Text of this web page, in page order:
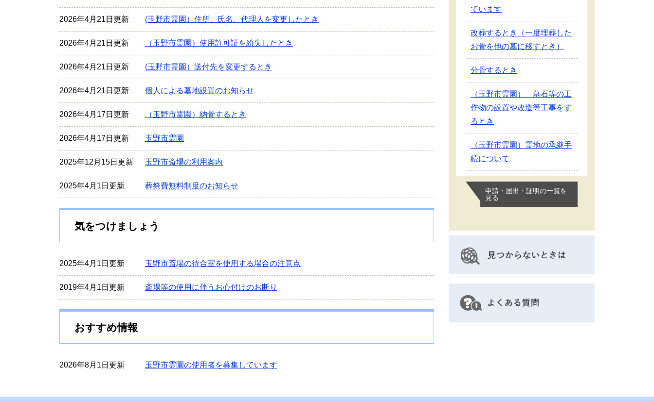
2026年4月21日更新 (玉野市霊園）住所、氏名、代理人を変更したとき
2026年4月21日更新 （玉野市霊園）使用許可証を紛失したとき
2026年4月21日更新 (玉野市霊園）送付先を変更するとき
2026年4月21日更新 個人による墓地設置のお知らせ
2026年4月17日更新 （玉野市霊園）納骨するとき
2026年4月17日更新 玉野市霊園
2025年12月15日更新 玉野市斎場の利用案内
2025年4月1日更新 葬祭費無料制度のお知らせ
気をつけましょう
2025年4月1日更新 玉野市斎場の待合室を使用する場合の注意点
2019年4月1日更新 斎場等の使用に伴うお心付けのお断り
おすすめ情報
2026年8月1日更新 玉野市霊園の使用者を募集しています
ています
改葬するとき（一度埋葬した
お骨を他の墓に移すとき）
分骨するとき
（玉野市霊園） 墓石等の工
作物の設置や改造等工事をす
るとき
（玉野市霊園）霊地の承継手
続について
申請・届出・証明の一覧を
見る